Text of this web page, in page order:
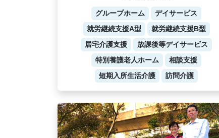
グループホーム
デイサービス
就労継続支援A型
就労継続支援B型
居宅介護支援
放課後等デイサービス
特別養護老人ホーム
相談支援
短期入所生活介護
訪問介護